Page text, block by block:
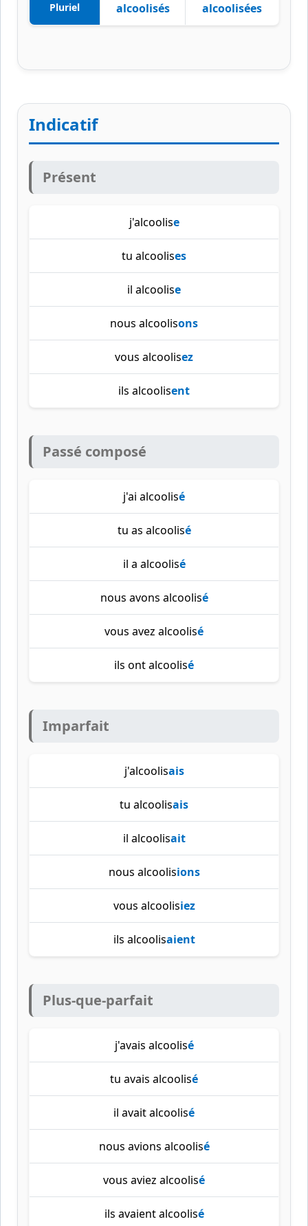
Pluriel alcoolisés alcoolisées
Indicatif
Présent
j'alcoolise
tu alcoolises
il alcoolise
nous alcoolisons
vous alcoolisez
ils alcoolisent
Passé composé
j'ai alcoolisé
tu as alcoolisé
il a alcoolisé
nous avons alcoolisé
vous avez alcoolisé
ils ont alcoolisé
Imparfait
j'alcoolisais
tu alcoolisais
il alcoolisait
nous alcoolisions
vous alcoolisiez
ils alcoolisaient
Plus-que-parfait
j'avais alcoolisé
tu avais alcoolisé
il avait alcoolisé
nous avions alcoolisé
vous aviez alcoolisé
ils avaient alcoolisé